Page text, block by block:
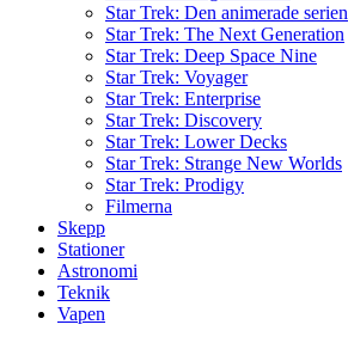
Star Trek: Den animerade serien
Star Trek: The Next Generation
Star Trek: Deep Space Nine
Star Trek: Voyager
Star Trek: Enterprise
Star Trek: Discovery
Star Trek: Lower Decks
Star Trek: Strange New Worlds
Star Trek: Prodigy
Filmerna
Skepp
Stationer
Astronomi
Teknik
Vapen